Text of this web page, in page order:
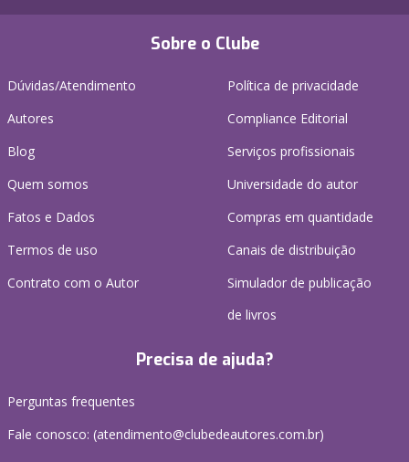
Sobre o Clube
Dúvidas/Atendimento
Autores
Blog
Quem somos
Fatos e Dados
Termos de uso
Contrato com o Autor
Política de privacidade
Compliance Editorial
Serviços profissionais
Universidade do autor
Compras em quantidade
Canais de distribuição
Simulador de publicação
de livros
Precisa de ajuda?
Perguntas frequentes
Fale conosco: (atendimento@clubedeautores.com.br)